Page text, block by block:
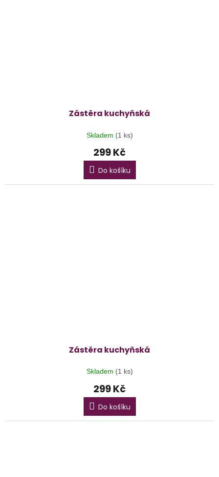
Zástěra kuchyňská
Skladem (1 ks)
299 Kč
Do košíku
Zástěra kuchyňská
Skladem (1 ks)
299 Kč
Do košíku